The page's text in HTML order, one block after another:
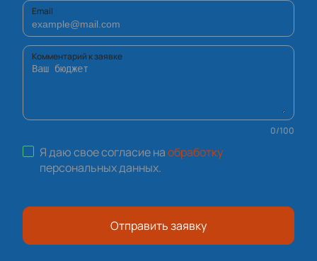
Email
Комментарий к заявке
0/100
Я даю свое согласие наобработку
персональных данных.
Отправить заявку